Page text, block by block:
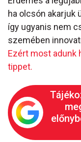
ha olcsón akarjuk
így ugyanis nem
szemében
Ezért most adunk
tippet.